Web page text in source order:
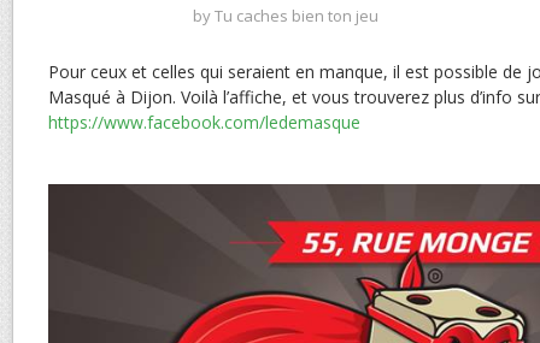
byTu caches bien ton jeu
Pour ceux et celles qui seraient en manque, il est possible de
Masqué à Dijon. Voilà l’affiche, et vous trouverez plus d’info
https://www.facebook.com/ledemasque